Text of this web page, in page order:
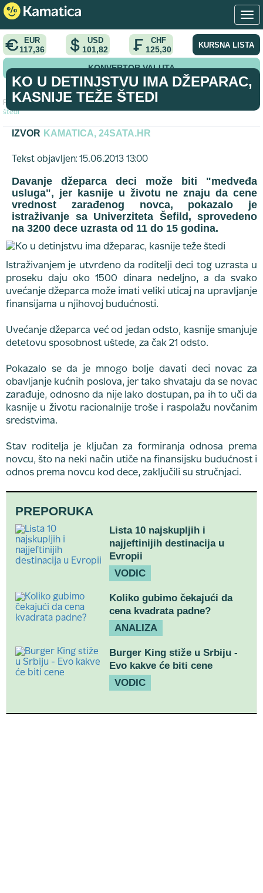
EUR
117,36
USD
101,82
CHF
125,30 KURSNA LISTA
KONVERTOR VALUTA
Početna > tekst >
Ko u detinjstvu ima džeparac, kasnije teže
štedi
KO U DETINJSTVU IMA DŽEPARAC,
KASNIJE TEŽE ŠTEDI
IZVOR KAMATICA, 24SATA.HR
Tekst objavljen: 15.06.2013 13:00
Davanje džeparca deci može biti "medveđa
usluga", jer kasnije u životu ne znaju da cene
vrednost zarađenog novca, pokazalo je
istraživanje sa Univerziteta Šefild, sprovedeno
na 3200 dece uzrasta od 11 do 15 godina.
Istraživanjem je utvrđeno da roditelji deci tog uzrasta u
proseku daju oko 1500 dinara nedeljno, a da svako
uvećanje džeparca može imati veliki uticaj na upravljanje
finansijama u njihovoj budućnosti.
Uvećanje džeparca već od jedan odsto, kasnije smanjuje
detetovu sposobnost uštede, za čak 21 odsto.
Pokazalo se da je mnogo bolje davati deci novac za
obavljanje kućnih poslova, jer tako shvataju da se novac
zarađuje, odnosno da nije lako dostupan, pa ih to uči da
kasnije u životu racionalnije troše i raspolažu novčanim
sredstvima.
Stav roditelja je ključan za formiranja odnosa prema
novcu, što na neki način utiče na finansijsku budućnost i
odnos prema novcu kod dece, zaključili su stručnjaci.
PREPORUKA
Lista 10 najskupljih i
najjeftinijih destinacija u
Evropii
VODIC
Koliko gubimo čekajući da
cena kvadrata padne?
ANALIZA
Burger King stiže u Srbiju -
Evo kakve će biti cene
VODIC